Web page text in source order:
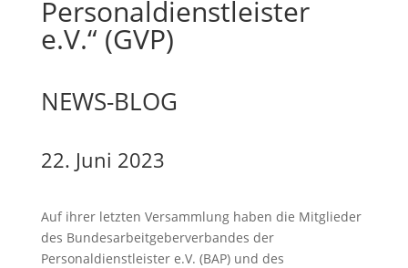
Personaldienstleister
e.V.“ (GVP)
NEWS-BLOG
22. Juni 2023
Auf ihrer letzten Versammlung haben die Mitglieder
des Bundesarbeitgeberverbandes der
Personaldienstleister e.V. (BAP) und des